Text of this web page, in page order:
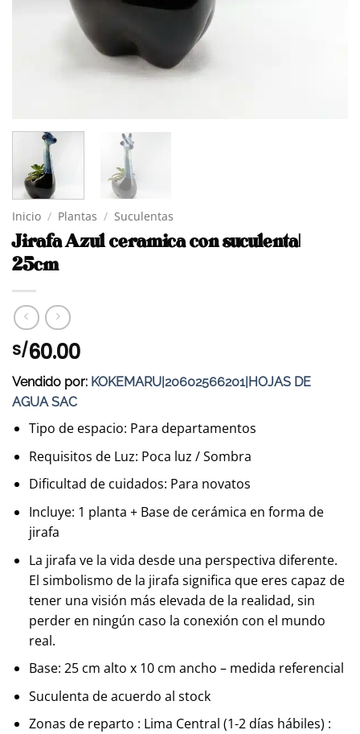
Inicio / Plantas / Suculentas
Jirafa Azul ceramica con suculenta|
25cm
S/60.00
Vendido por: KOKEMARU|20602566201|HOJAS DE
AGUA SAC
Tipo de espacio: Para departamentos
Requisitos de Luz: Poca luz / Sombra
Dificultad de cuidados: Para novatos
Incluye: 1 planta + Base de cerámica en forma de
jirafa
La jirafa ve la vida desde una perspectiva diferente.
El simbolismo de la jirafa significa que eres capaz de
tener una visión más elevada de la realidad, sin
perder en ningún caso la conexión con el mundo
real.
Base: 25 cm alto x 10 cm ancho – medida referencial
Suculenta de acuerdo al stock
Zonas de reparto : Lima Central (1-2 días hábiles) :